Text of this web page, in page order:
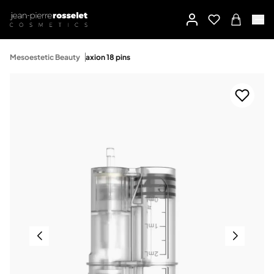
Mesoestetic Beauty axion 18 pins